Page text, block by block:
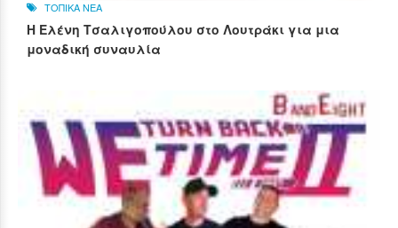
ΤΟΠΙΚΑ ΝΕΑ
Η Ελένη Τσαλιγοπούλου στο Λουτράκι για μια
μοναδική συναυλία